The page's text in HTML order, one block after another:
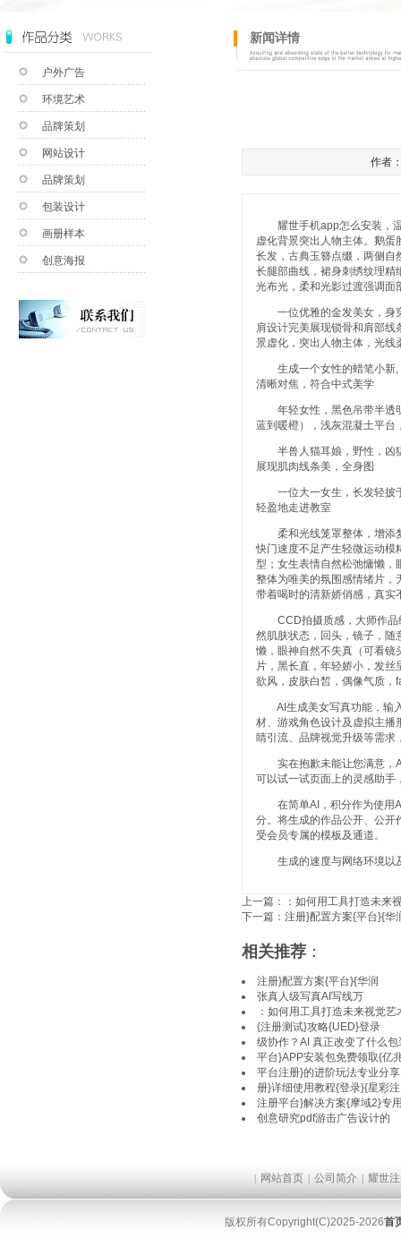
户外广告
环境艺术
品牌策划
网站设计
品牌策划
包装设计
画册样本
创意海报
新闻详情
作者
耀世手机app怎么安装 ，
虚化背景突出人物主体。鹅
长发，古典玉簪点缀，两侧自
长腿部曲线，裙身刺绣纹理精
光布光，柔和光影过渡强调面
一位优雅的金发美女，身穿
肩设计完美展现锁骨和肩部
景虚化，突出人物主体，光线
生成一个女性的蜡笔小新,
清晰对焦，符合中式美学
年轻女性，黑色吊带半透明
蓝到暖橙），浅灰混凝土平台
半兽人猫耳娘，野性，凶猛
展现肌肉线条美，全身图
一位大一女生，长发轻披于
轻盈地走进教室
柔和光线笼罩整体，增添梦
快门速度不足产生轻微运动模
型；女生表情自然松弛慵懒，
整体为唯美的氛围感情绪片，
带着喝时的清新娇俏感，真实
CCD拍摄质感，大师作品
然肌肤状态，回头，镜子，随
懒，眼神自然不失真（可看镜
片，黑长直，年轻娇小，发
欲风，皮肤白皙，偶像气质
AI生成美女写真功能，输入
材、游戏角色设计及虚拟主播
睛引流、品牌视觉升级等需
实在抱歉未能让您满意，AI
可以试一试页面上的灵感助手
在简单AI，积分作为使用AI
分。将生成的作品公开、公开
受会员专属的模板及通道。
生成的速度与网络环境以及
上一篇：
：如何用工具打造未来
下一篇： 注册}配置方案{平台}{华
相关推荐 ：
注册}配置方案{平台}{华润
张真人级写真AI写线万
：如何用工具打造未来视觉艺
{注册测试}攻略{UED}登录
级协作？AI 真正改变了什么
平台}APP安装包免费领取{亿
平台注册}的进阶玩法专业分
册}详细使用教程{登录}{星彩注
注册平台}解决方案{摩域2}专
创意研究pdf游击广告设计的
| 网站首页 | 公司简介 | 耀世
版权所有Copyright(C)2025-2026首